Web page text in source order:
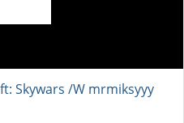
Skywars /W mrmiksyyy